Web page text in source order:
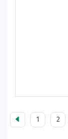
1 2